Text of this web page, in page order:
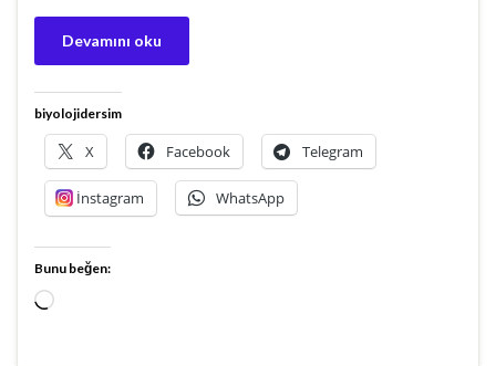
Devamını oku
biyolojidersim
X Facebook Telegram
İnstagram WhatsApp
Bunu beğen:
Yükleniyor...